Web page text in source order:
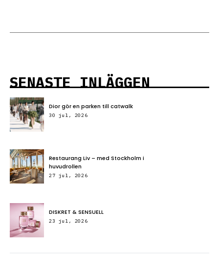
SENASTE INLÄGGEN
Dior gör en parken till catwalk
30 jul, 2026
Restaurang Liv – med Stockholm i
huvudrollen
27 jul, 2026
DISKRET & SENSUELL
23 jul, 2026